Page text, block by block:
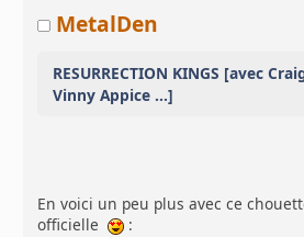
MetalDen
RESURRECTION KINGS [avec
Vinny Appice ...]
En voici un peu plus avec ce
officielle
: